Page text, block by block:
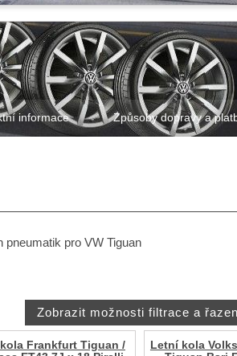
informace Způsoby dopravy a
pneumatik pro VW Tiguan
Frankfurt Tiguan /
Letní kola